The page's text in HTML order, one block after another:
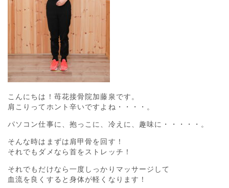
こんにちは！苺花接骨院加藤泉です。
肩こりってホント辛いですよね・・・・。
パソコン仕事に、抱っこに、冷えに、趣味に・・・・・。
そんな時はまずは肩甲骨を回す！
それでもダメなら首をストレッチ！
それでもだけなら一度しっかりマッサージして
血流を良くすると身体が軽くなります！